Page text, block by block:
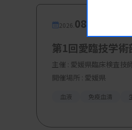
2026. 08.08
第1回愛臨技学術
主催 : 愛媛県臨床検査技
開催場所 : 愛媛県
血液 免疫血清